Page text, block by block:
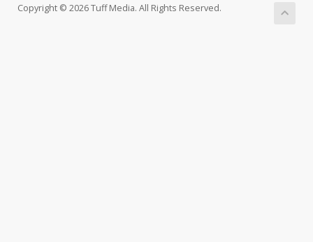
Copyright © 2026 Tuff Media. All Rights Reserved.